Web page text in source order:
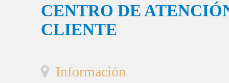
CENTRO DE
CLIENTE
Información